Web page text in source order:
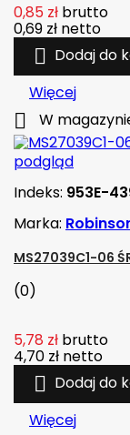
0,85 zł brutto
0,69 zł netto
 Dodaj do
Więcej
 W
podgląd
Indeks: 953E-
Marka:
MS27039C1-06
(0)
5,78 zł brutto
4,70 zł netto
 Dodaj do
Więcej